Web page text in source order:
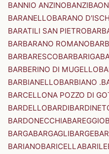
BANNIO ANZINOBANZI
BARANELLOBARANO
BARATILI SAN PIETRO
BARBARANO ROMANO
BARBARESCOBARBARIGA
BARBERINO DI MUGELLO
BARBIANELLOBARBIANO
BARCELLONA POZZO DI
BARDELLOBARDI
BARDONECCHIABAREGGIO
BARGABARGAGLIBARGE
BARIANOBARICELLABARILE